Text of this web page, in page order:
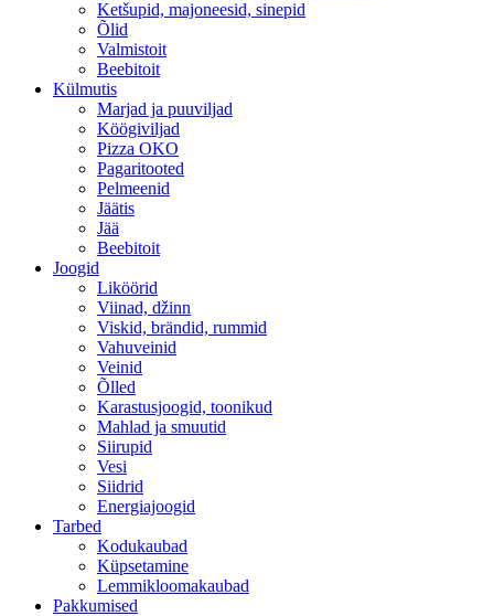
Ketšupid, majoneesid, sinepid
Õlid
Valmistoit
Beebitoit
Külmutis
Marjad ja puuviljad
Köögiviljad
Pizza OKO
Pagaritooted
Pelmeenid
Jäätis
Jää
Beebitoit
Joogid
Liköörid
Viinad, džinn
Viskid, brändid, rummid
Vahuveinid
Veinid
Õlled
Karastusjoogid, toonikud
Mahlad ja smuutid
Siirupid
Vesi
Siidrid
Energiajoogid
Tarbed
Kodukaubad
Küpsetamine
Lemmikloomakaubad
Pakkumised